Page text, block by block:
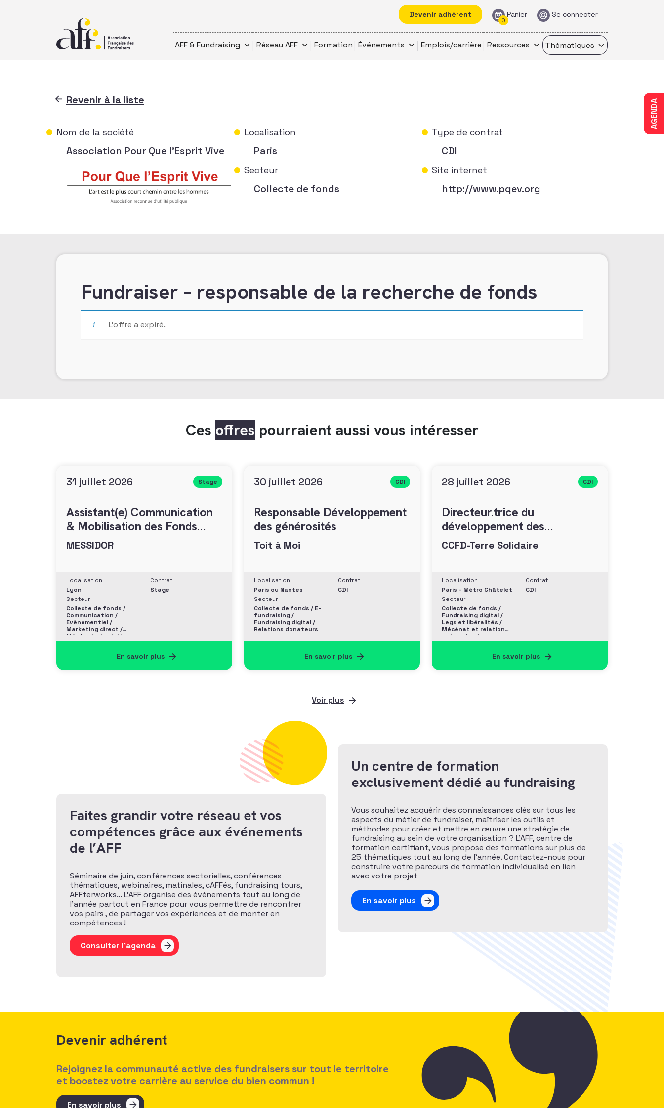
Devenir adhérent Panier
0
Se connecter
AFF & Fundraising Réseau AFF Formation Événements Emplois/carrière Ressources Thématiques
AGENDA
Revenir à la liste
Nom de la société
Association Pour Que l'Esprit Vive
Localisation
Paris
Secteur
Collecte de fonds
Type de contrat
CDI
Site internet
http://www.pqev.org
Fundraiser – responsable de la recherche de fonds
L’offre a expiré.
Ces offres pourraient aussi vous intéresser
31 juillet 2026 Stage
Assistant(e) Communication
& Mobilisation des Fonds
(H/F)
MESSIDOR
Localisation
Lyon
Secteur
Collecte de fonds /
Communication /
Evènementiel /
Marketing direct /
Mécénat et relation
entreprise
Contrat
Stage
En savoir plus
30 juillet 2026 CDI
Responsable Développement
des générosités
Toit à Moi
Localisation
Paris ou Nantes
Secteur
Collecte de fonds / E-
fundraising /
Fundraising digital /
Relations donateurs
Contrat
CDI
En savoir plus
28 juillet 2026 CDI
Directeur.trice du
développement des
générosités (F/H)
CCFD-Terre Solidaire
Localisation
Paris – Métro Châtelet
Secteur
Collecte de fonds /
Fundraising digital /
Legs et libéralités /
Mécénat et relation
entreprise /
Philanthropie et
Contrat
CDI
En savoir plus
Voir plus
Faites grandir votre réseau et vos
compétences grâce aux événements
de l’AFF
Séminaire de juin, conférences sectorielles, conférences
thématiques, webinaires, matinales, cAFFés, fundraising tours,
AFFterworks… L’AFF organise des événements tout au long de
l’année partout en France pour vous permettre de rencontrer
vos pairs , de partager vos expériences et de monter en
compétences !
Consulter l'agenda
Un centre de formation
exclusivement dédié au fundraising
Vous souhaitez acquérir des connaissances clés sur tous les
aspects du métier de fundraiser, maîtriser les outils et
méthodes pour créer et mettre en œuvre une stratégie de
fundraising au sein de votre organisation ? L’AFF, centre de
formation certifiant, vous propose des formations sur plus de
25 thématiques tout au long de l’année. Contactez-nous pour
construire votre parcours de formation individualisé en lien
avec votre projet
En savoir plus
Devenir adhérent
Rejoignez la communauté active des fundraisers sur tout le territoire
et boostez votre carrière au service du bien commun !
En savoir plus